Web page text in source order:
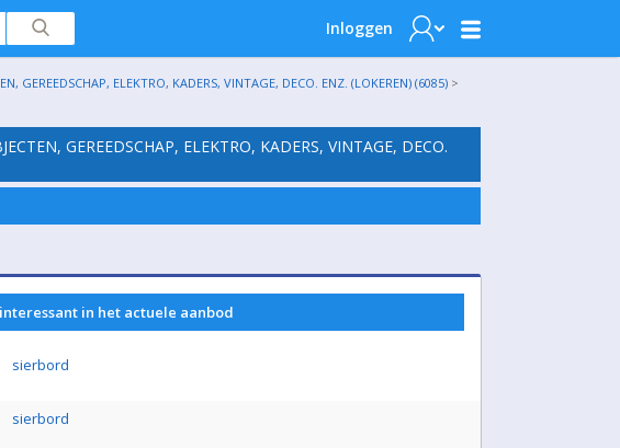
Inloggen
GEREEDSCHAP, ELEKTRO, KADERS, VINTAGE, DECO. ENZ. (LOKEREN) (6085) >
GEREEDSCHAP, ELEKTRO, KADERS, VINTAGE, DECO.
in het actuele aanbod
sierbord
sierbord